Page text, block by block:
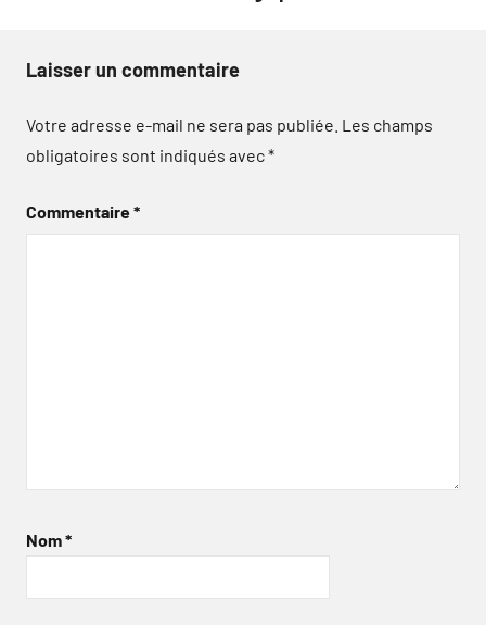
Laisser un commentaire
Votre adresse e-mail ne sera pas publiée. Les champs
obligatoires sont indiqués avec*
Commentaire*
Nom*